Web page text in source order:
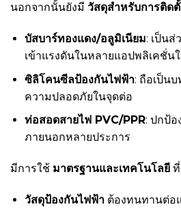
นอกจากนั้นยังมี วัสดุสำหรับการติดตั้
บัสบาร์ทองแดง/อลูมิเนียม: เป็น
เข้าแรงดันในหลายแอปพลิเคชั่น
ซิลิโคนซีลป้องกันไฟฟ้า: ถือเป็น
ความปลอดภัยในจุดต่อ
ท่อสอดสายไฟ PVC/PPR: ปกป้อ
ภายนอกหลายประการ
มีการใช้ มาตรฐานและเทคโนโลยี
วัสดุป้องกันไฟฟ้าต้องทนทานต่อ